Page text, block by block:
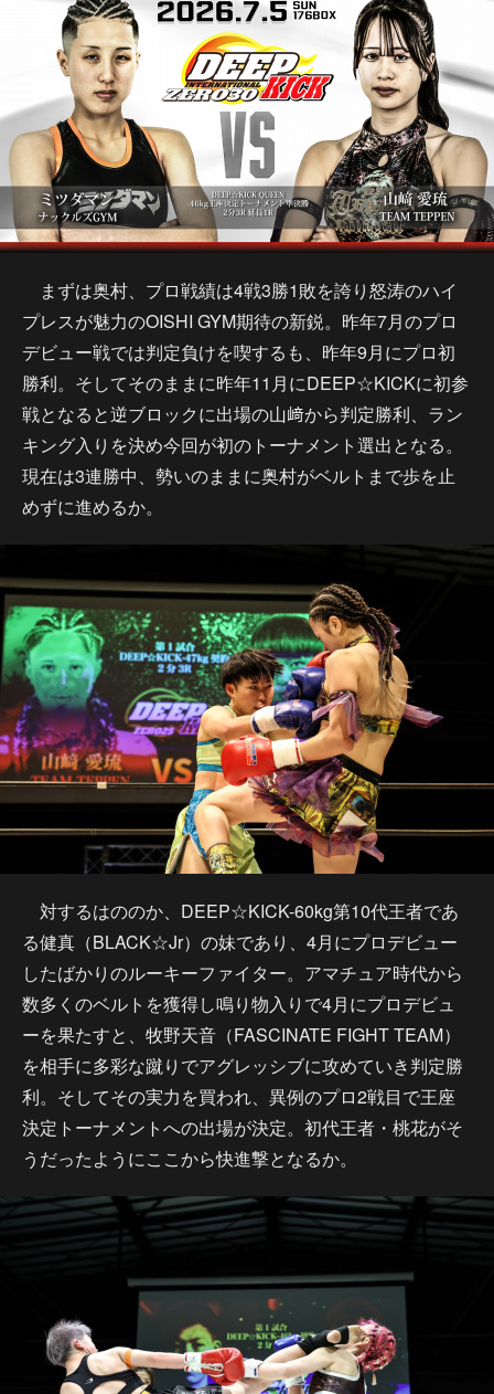
まずは奥村、プロ戦績は4戦3勝1敗を誇り怒涛のハイ
プレスが魅力のOISHI GYM期待の新鋭。昨年7月のプロ
デビュー戦では判定負けを喫するも、昨年9月にプロ初
勝利。そしてそのままに昨年11月にDEEP☆KICKに初参
戦となると逆ブロックに出場の山﨑から判定勝利、ラン
キング入りを決め今回が初のトーナメント選出となる。
現在は3連勝中、勢いのままに奥村がベルトまで歩を止
めずに進めるか。
対するはののか、DEEP☆KICK-60kg第10代王者であ
る健真（BLACK☆Jr）の妹であり、4月にプロデビュー
したばかりのルーキーファイター。アマチュア時代から
数多くのベルトを獲得し鳴り物入りで4月にプロデビュ
ーを果たすと、牧野天音（FASCINATE FIGHT TEAM）
を相手に多彩な蹴りでアグレッシブに攻めていき判定勝
利。そしてその実力を買われ、異例のプロ2戦目で王座
決定トーナメントへの出場が決定。初代王者・桃花がそ
うだったようにここから快進撃となるか。